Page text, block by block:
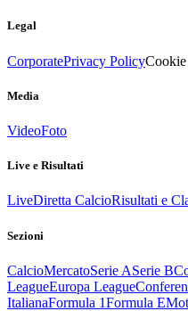
Legal
CorporatePrivacy Policy
Media
VideoFoto
Live e Risultati
LiveDiretta CalcioRisultati e
Sezioni
CalcioMercatoSerie ASerie B
LeagueEuropa League
ItalianaFormula 1Formula E